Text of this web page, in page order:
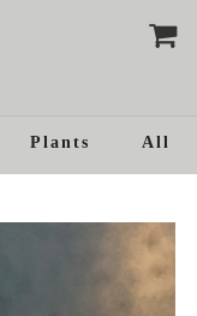
Plants All